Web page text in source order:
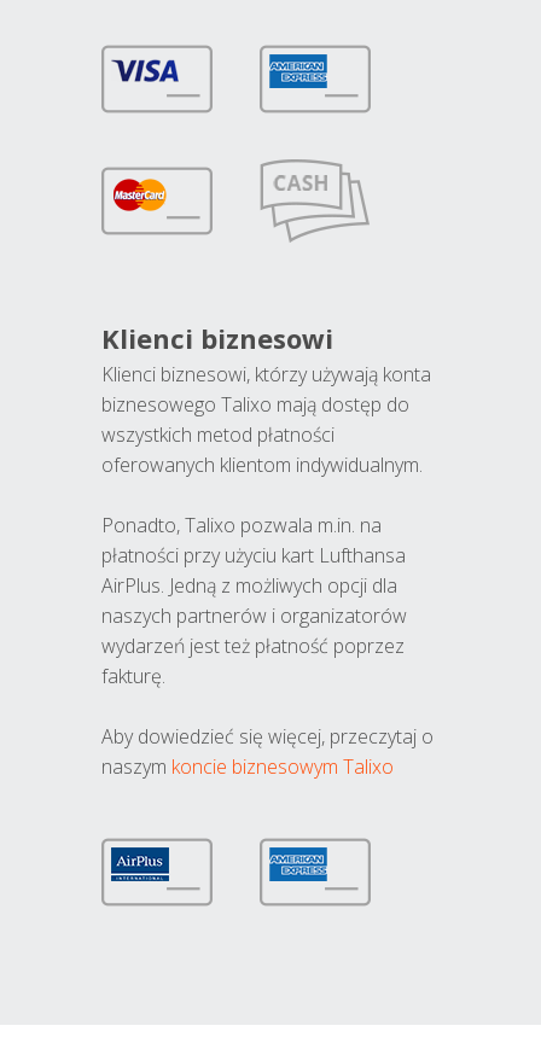
Klienci biznesowi
Klienci biznesowi, którzy używają konta
biznesowego Talixo mają dostęp do
wszystkich metod płatności
oferowanych klientom indywidualnym.
Ponadto, Talixo pozwala m.in. na
płatności przy użyciu kart Lufthansa
AirPlus. Jedną z możliwych opcji dla
naszych partnerów i organizatorów
wydarzeń jest też płatność poprzez
fakturę.
Aby dowiedzieć się więcej, przeczytaj o
naszym koncie biznesowym Talixo